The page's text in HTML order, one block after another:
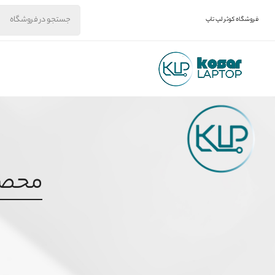
فروشگاه کوثر لپ تاپ